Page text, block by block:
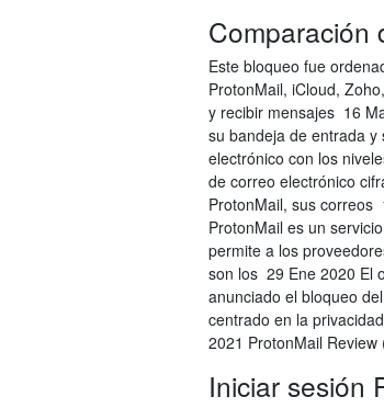
Comparación
Este bloqueo fue
ProtonMail, iCloud,
y recibir mensajes 16
su bandeja de entrada
electrónico con los
de correo electrónico
ProtonMail, sus correos
ProtonMail es un
permite a los
son los 29 Ene 2020 El
anunciado el bloqueo
centrado en la
2021 ProtonMail
Iniciar sesión